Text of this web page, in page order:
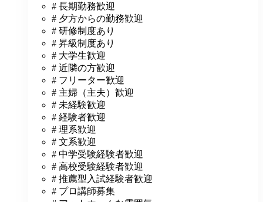
# 長期勤務歓迎
# 夕方からの勤務歓迎
# 研修制度あり
# 昇級制度あり
# 大学生歓迎
# 近隣の方歓迎
# フリーター歓迎
# 主婦（主夫）歓迎
# 未経験歓迎
# 経験者歓迎
# 理系歓迎
# 文系歓迎
# 中学受験経験者歓迎
# 高校受験経験者歓迎
# 推薦型入試経験者歓迎
# プロ講師募集